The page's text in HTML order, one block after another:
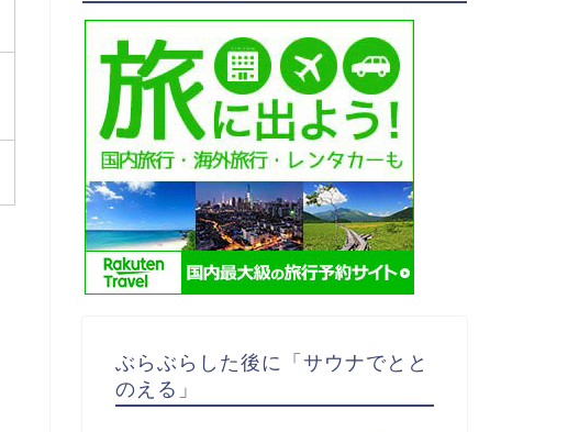
ぶらぶらした後に「サウナでとと
のえる」